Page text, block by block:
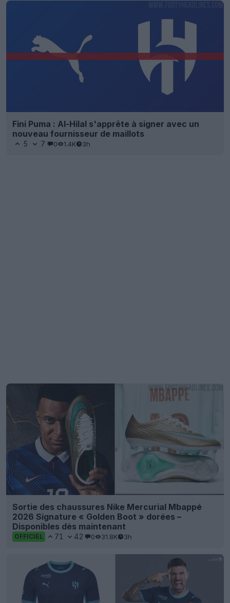
Fini Puma : Al-Hilal s'apprête à signer avec un
nouveau fournisseur de maillots
5 7 0 1.4K 3h
Sortie des chaussures Nike Mercurial Mbappé
2026 Signature « Golden Boot » dorées –
Disponibles dès maintenant
OFFICIEL 71 42 0 31.8K 3h